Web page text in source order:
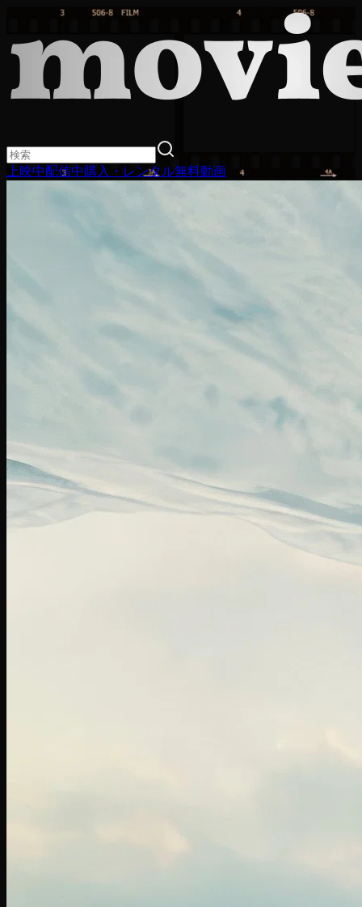
上映中配信中購入・レンタル無料動画